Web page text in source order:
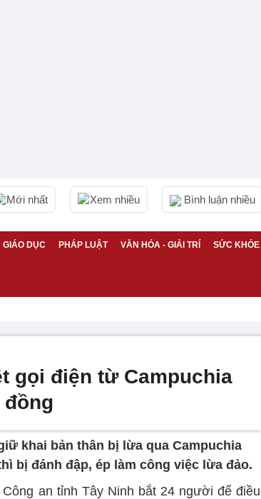
Mới nhất Xem nhiều Bình luận nhiều
GIÁO DỤC PHÁP LUẬT VĂN HÓA - GIẢI TRÍ SỨC KHỎE
gọi điện từ Campuchia
khai bản thân bị lừa qua Campuchia
bị đánh đập, ép làm công việc lừa đảo.
an tỉnh Tây Ninh bắt 24 người để điều